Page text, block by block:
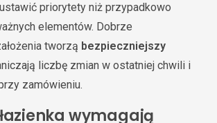
priorytety niż przypadkowo
elementów. Dobrze
tworzą bezpieczniejszy
liczbę zmian w ostatniej chwili i
zamówieniu.
wymagają